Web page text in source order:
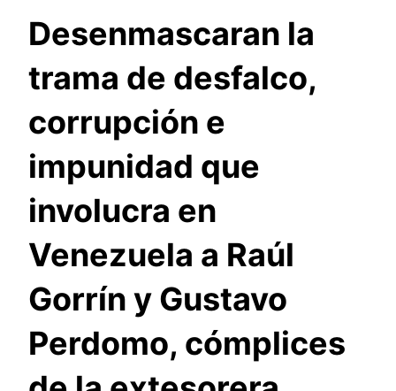
Desenmascaran la
trama de desfalco,
corrupción e
impunidad que
involucra en
Venezuela a Raúl
Gorrín y Gustavo
Perdomo, cómplices